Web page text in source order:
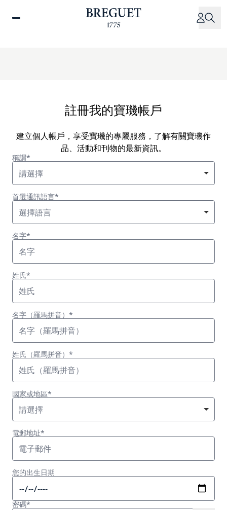
註冊我的寶璣帳戶
建立個人帳戶，享受寶璣的專屬服務，了解有關寶璣作
品、活動和刊物的最新資訊。
稱謂*
請選擇
首選通訊語言*
選擇語言
名字*
姓氏*
名字（羅馬拼音）*
姓氏（羅馬拼音）*
國家或地區*
請選擇
電郵地址*
您的出生日期
密碼*